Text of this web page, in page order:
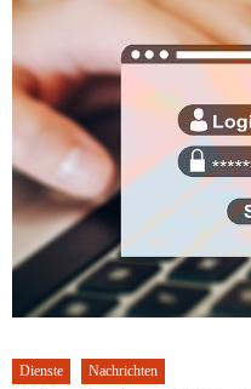
Dienste Nachrichten